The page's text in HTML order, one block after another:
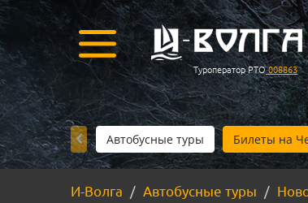
Туроператор РТО008863
Автобусные туры Билеты на
И-Волга Автобусные туры